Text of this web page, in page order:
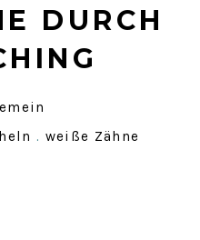
DURCH
. weiße Zähne